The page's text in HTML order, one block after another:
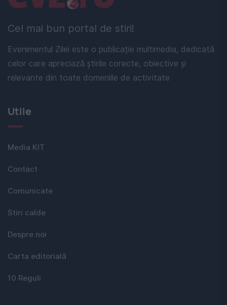
Cel mai bun portal de stiri!
Evenimentul Zilei este o publicație multimedia, dedicată
celor care apreciază știrile corecte, obiective și
relevante din toate domeniile de activitate
Utile
Media KIT
Contact
Comunicate
Stiri calde
Despre noi
Carta editorială
10 Reguli